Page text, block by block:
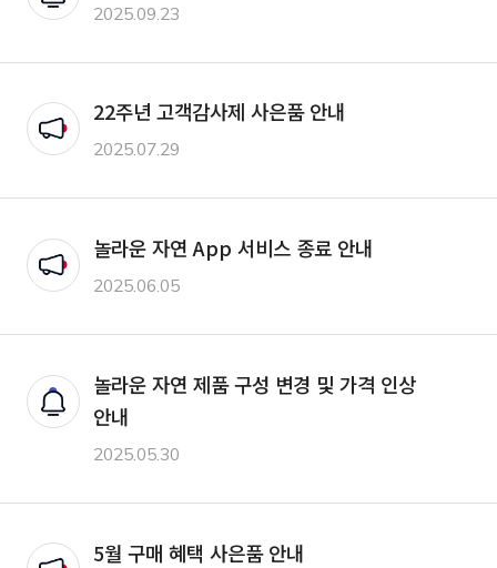
2025.09.23
22주년 고객감사제 사은품 안내
2025.07.29
놀라운 자연 App 서비스 종료 안내
2025.06.05
놀라운 자연 제품 구성 변경 및 가격 인상
안내
2025.05.30
5월 구매 혜택 사은품 안내